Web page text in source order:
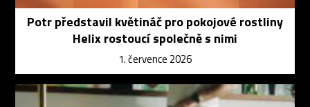
Potr představil květináč pro pokojové rostliny
Helix rostoucí společně s nimi
1. července 2026